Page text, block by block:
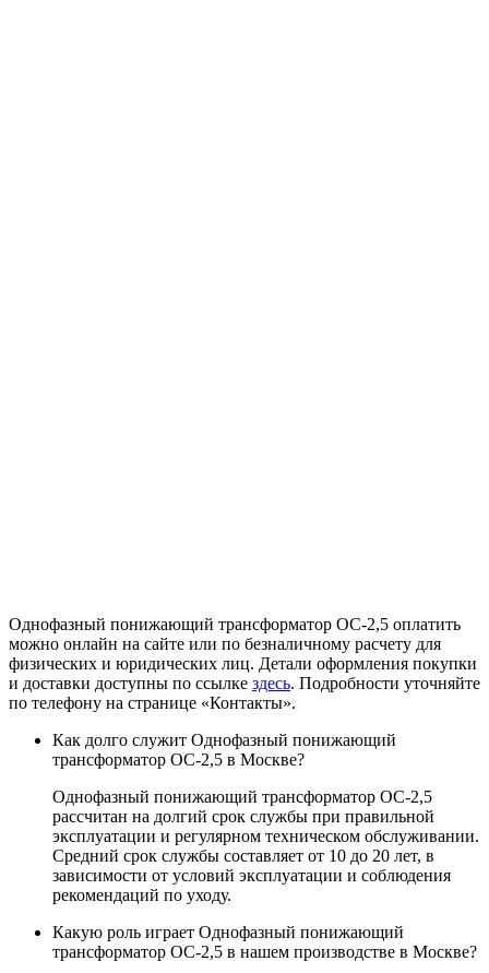
Однофазный понижающий трансформатор ОС-2,5 оплатить
можно онлайн на сайте или по безналичному расчету для
физических и юридических лиц. Детали оформления покупки
и доставки доступны по ссылке здесь. Подробности уточняйте
по телефону на странице «Контакты».
Как долго служит Однофазный понижающий
трансформатор ОС-2,5 в Москве?
Однофазный понижающий трансформатор ОС-2,5
рассчитан на долгий срок службы при правильной
эксплуатации и регулярном техническом обслуживании.
Средний срок службы составляет от 10 до 20 лет, в
зависимости от условий эксплуатации и соблюдения
рекомендаций по уходу.
Какую роль играет Однофазный понижающий
трансформатор ОС-2,5 в нашем производстве в Москве?